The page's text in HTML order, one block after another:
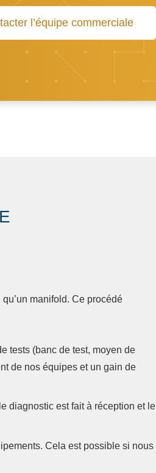
l’équipe commerciale
manifold. Ce procédé
tests (banc de test, moyen de
de nos équipes et un gain de
diagnostic est fait à réception et le
Cela est possible si nous